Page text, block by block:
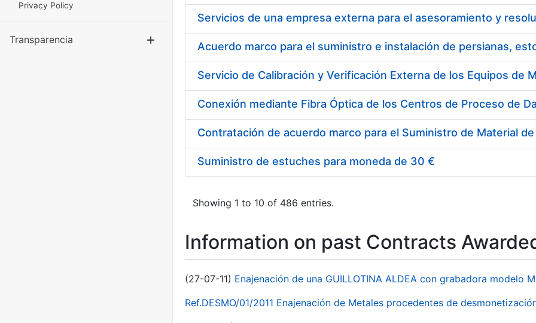
Privacy Policy
Transparencia Show/Hide
Acuerdo marco para el suministro e instalación de persianas,
Suministro de estuches para moneda de 30 €
Showing 1 to 10 of 486 entries.
Information on past Contracts
(27-07-11) Enajenación de una GUILLOTINA ALDEA con grabadora modelo
Ref.DESMO/01/2011 Enajenación de Metales procedentes de